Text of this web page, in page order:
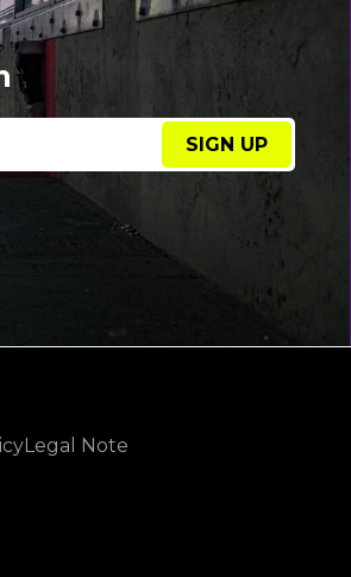
SIGN UP
Legal Note